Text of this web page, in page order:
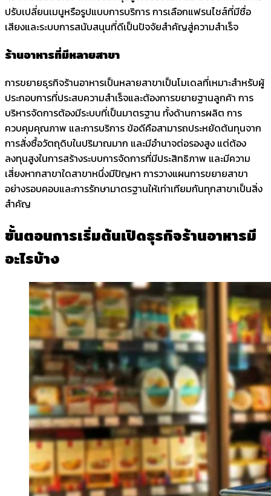
ปรับเปลี่ยนเมนูหรือรูปแบบการบริการ การเลือกแฟรนไชส์ที่มีชื่อ
เสียงและระบบการสนับสนุนที่ดีเป็นปัจจัยสำคัญสู่ความสำเร็จ
ร้านอาหารที่มีหลายสาขา
การขยายธุรกิจร้านอาหารเป็นหลายสาขาเป็นโมเดลที่เหมาะสำหรับผู้
ประกอบการที่ประสบความสำเร็จและต้องการขยายฐานลูกค้า การ
บริหารจัดการต้องมีระบบที่เป็นมาตรฐาน ทั้งด้านการผลิต การ
ควบคุมคุณภาพ และการบริการ ข้อดีคือสามารถประหยัดต้นทุนจาก
การสั่งซื้อวัตถุดิบในปริมาณมาก และมีอำนาจต่อรองสูง แต่ต้อง
ลงทุนสูงในการสร้างระบบการจัดการที่มีประสิทธิภาพ และมีความ
เสี่ยงหากสาขาใดสาขาหนึ่งมีปัญหา การวางแผนการขยายสาขา
อย่างรอบคอบและการรักษามาตรฐานให้เท่าเทียมกันทุกสาขาเป็นสิ่ง
สำคัญ
ขั้นตอนการเริ่มต้นเปิดธุรกิจร้านอาหารมี
อะไรบ้าง